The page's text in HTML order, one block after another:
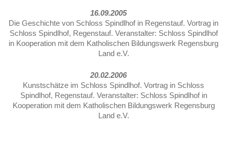
16.09.2005
Die Geschichte von Schloss Spindlhof in Regenstauf. Vortrag in
Schloss Spindlhof, Regenstauf. Veranstalter: Schloss Spindlhof
in Kooperation mit dem Katholischen Bildungswerk Regensburg
Land e.V.
20.02.2006
Kunstschätze im Schloss Spindlhof. Vortrag in Schloss
Spindlhof, Regenstauf. Veranstalter: Schloss Spindlhof in
Kooperation mit dem Katholischen Bildungswerk Regensburg
Land e.V.